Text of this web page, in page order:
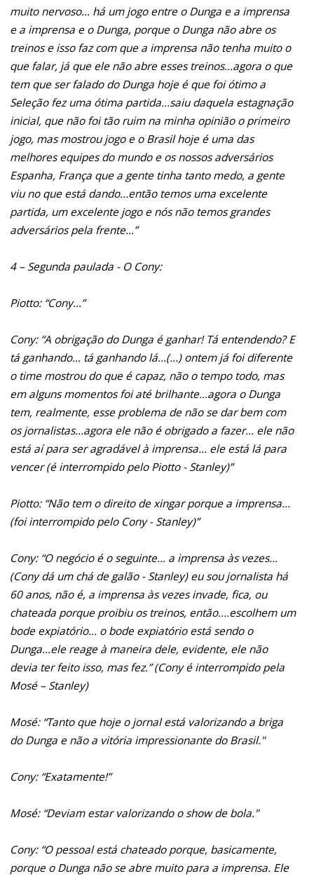
muito nervoso... há um jogo entre o Dunga e a imprensa
e a imprensa e o Dunga, porque o Dunga não abre os
treinos e isso faz com que a imprensa não tenha muito o
que falar, já que ele não abre esses treinos...agora o que
tem que ser falado do Dunga hoje é que foi ótimo a
Seleção fez uma ótima partida...saiu daquela estagnação
inicial, que não foi tão ruim na minha opinião o primeiro
jogo, mas mostrou jogo e o Brasil hoje é uma das
melhores equipes do mundo e os nossos adversários
Espanha, França que a gente tinha tanto medo, a gente
viu no que está dando...então temos uma excelente
partida, um excelente jogo e nós não temos grandes
adversários pela frente...”
4 – Segunda paulada - O Cony:
Piotto: “Cony...”
Cony: “A obrigação do Dunga é ganhar! Tá entendendo? E
tá ganhando... tá ganhando lá...(...) ontem já foi diferente
o time mostrou do que é capaz, não o tempo todo, mas
em alguns momentos foi até brilhante...agora o Dunga
tem, realmente, esse problema de não se dar bem com
os jornalistas...agora ele não é obrigado a fazer... ele não
está aí para ser agradável à imprensa... ele está lá para
vencer (é interrompido pelo Piotto - Stanley)”
Piotto: “Não tem o direito de xingar porque a imprensa...
(foi interrompido pelo Cony - Stanley)”
Cony: “O negócio é o seguinte... a imprensa às vezes...
(Cony dá um chá de galão - Stanley) eu sou jornalista há
60 anos, não é, a imprensa às vezes invade, fica, ou
chateada porque proibiu os treinos, então....escolhem um
bode expiatório... o bode expiatório está sendo o
Dunga...ele reage à maneira dele, evidente, ele não
devia ter feito isso, mas fez.” (Cony é interrompido pela
Mosé – Stanley)
Mosé: “Tanto que hoje o jornal está valorizando a briga
do Dunga e não a vitória impressionante do Brasil."
Cony: “Exatamente!”
Mosé: “Deviam estar valorizando o show de bola."
Cony: “O pessoal está chateado porque, basicamente,
porque o Dunga não se abre muito para a imprensa. Ele